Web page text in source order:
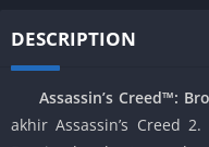
DESCRIPTION
Assassin’s Creed™:
akhir Assassin’s Creed